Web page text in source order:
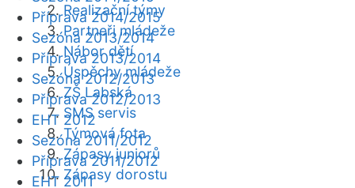
Realizační týmy
Partneři mládeže
Nábor dětí
Úspěchy mládeže
ZŠ Labská
SMS servis
Týmová fota
Zápasy juniorů
Zápasy dorostu
Příprava 2014/2015
Sezóna 2013/2014
Příprava 2013/2014
Sezóna 2012/2013
Příprava 2012/2013
EHT 2012
Sezóna 2011/2012
Příprava 2011/2012
EHT 2011